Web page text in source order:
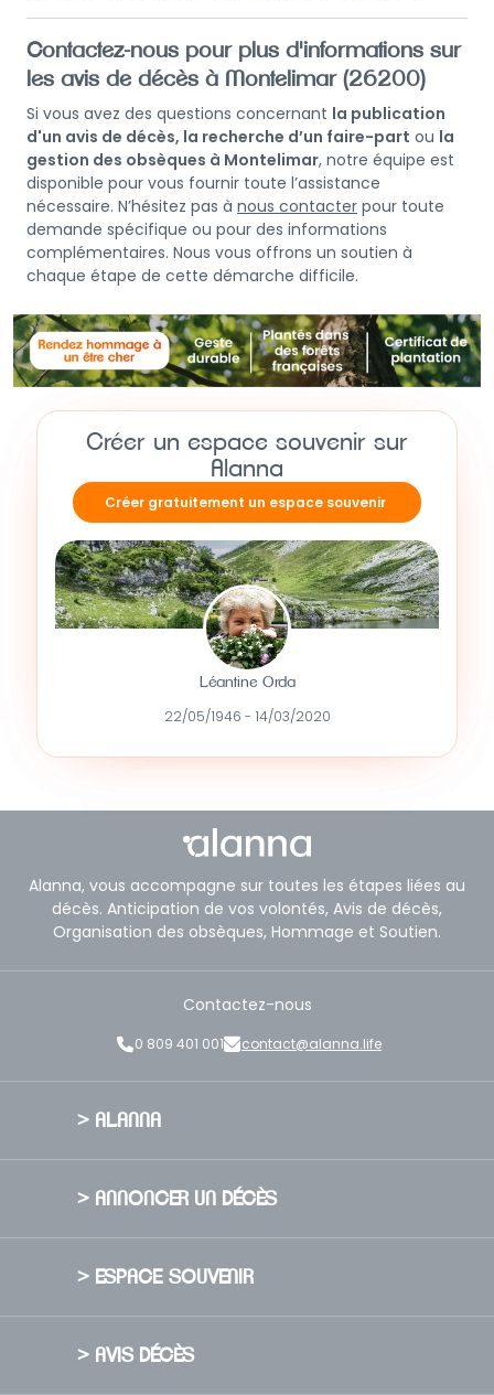
Contactez-nous pour plus d'informations sur
les avis de décès à Montelimar (26200)
Si vous avez des questions concernant la publication
d'un avis de décès, la recherche d’un faire-part ou la
gestion des obsèques à Montelimar, notre équipe est
disponible pour vous fournir toute l’assistance
nécessaire. N’hésitez pas à nous contacter pour toute
demande spécifique ou pour des informations
complémentaires. Nous vous offrons un soutien à
chaque étape de cette démarche difficile.
Créer un espace souvenir sur
Alanna
Créer gratuitement un espace souvenir
Léantine Orda
22/05/1946 - 14/03/2020
Alanna, vous accompagne sur toutes les étapes liées au
décès. Anticipation de vos volontés, Avis de décès,
Organisation des obsèques, Hommage et Soutien.
Contactez-nous
0 809 401 001 contact@alanna.life
> ALANNA
Nos Valeurs
Nos engagements
Presse
Sécurité
Nous contacter
> ANNONCER UN DÉCÈS
Créer un faire-part de décès
> ESPACE SOUVENIR
Voir un exemple
> AVIS DÉCÈS